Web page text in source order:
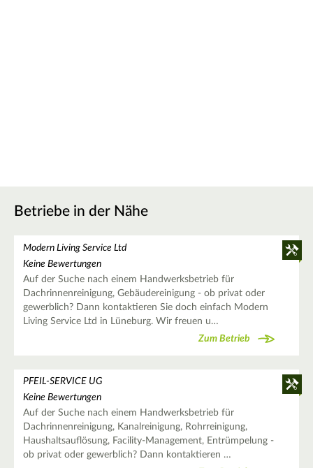
Betriebe in der Nähe
Modern Living Service Ltd
Keine Bewertungen
Auf der Suche nach einem Handwerksbetrieb für
Dachrinnenreinigung, Gebäudereinigung - ob privat oder
gewerblich? Dann kontaktieren Sie doch einfach Modern
Living Service Ltd in Lüneburg. Wir freuen u…
Zum Betrieb
PFEIL-SERVICE UG
Keine Bewertungen
Auf der Suche nach einem Handwerksbetrieb für
Dachrinnenreinigung, Kanalreinigung, Rohrreinigung,
Haushaltsauflösung, Facility-Management, Entrümpelung -
ob privat oder gewerblich? Dann kontaktieren …